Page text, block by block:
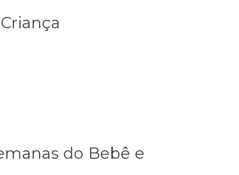
do Bebê e